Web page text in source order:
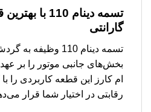
تسمه دینام 110
گارانتی
تسمه دینام 110
بخش‌های جانبی موتور را بر
ام کارز این قطعه کاربردی را
رقابتی در اختیار شما قرار